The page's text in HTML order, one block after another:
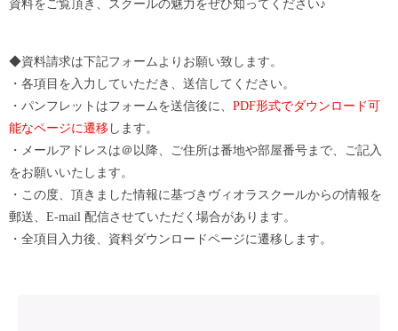
資料をご覧頂き、スクールの魅力をぜひ知ってください♪
◆資料請求は下記フォームよりお願い致します。
・各項目を入力していただき、送信してください。
・パンフレットはフォームを送信後に、 PDF形式でダウンロード可
能なページに遷移 します。
・メールアドレスは＠以降、ご住所は番地や部屋番号まで、ご記入
をお願いいたします。
・この度、頂きました情報に基づきヴィオラスクールからの情報を
郵送、E-mail 配信させていただく場合があります。
・全項目入力後、資料ダウンロードページに遷移します。